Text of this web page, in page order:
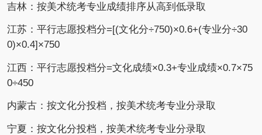
吉林：按美术统考专业成绩排序从高到低录取
江苏：平行志愿投档分=[(文化分÷750)×0.6+(专业分÷30
0)×0.4]×750
江西：平行志愿投档分=文化成绩×0.3+专业成绩×0.7×75
0÷450
内蒙古：按文化分投档，按美术统考专业分录取
宁夏：按文化分投档，按美术统考专业分录取